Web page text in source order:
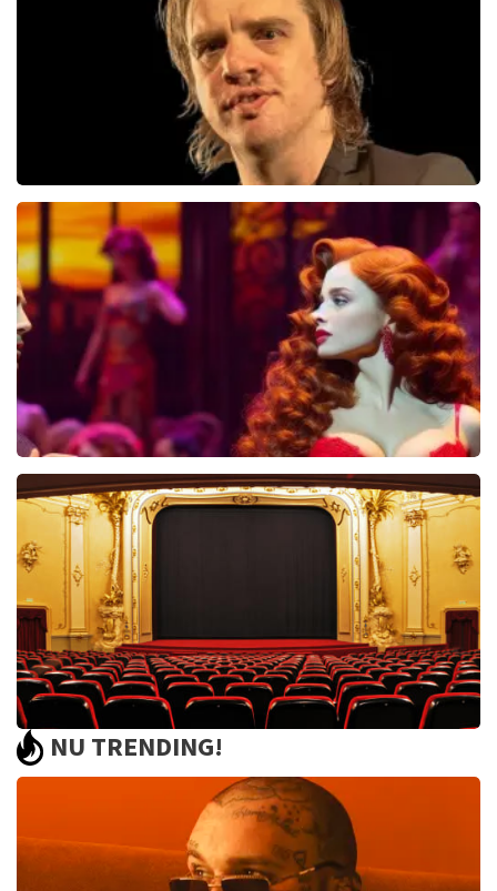
BEKIJKEN
Jan Jaap Van Der Wal
49
BEKIJKEN
Pretty Woman
BEKIJKEN
Saturday Night Fever
reviews
NU TRENDING!